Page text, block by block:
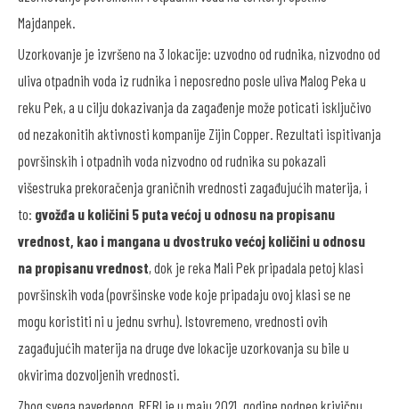
Majdanpek.
Uzorkovanje je izvršeno na 3 lokacije: uzvodno od rudnika, nizvodno od
uliva otpadnih voda iz rudnika i neposredno posle uliva Malog Peka u
reku Pek, a u cilju dokazivanja da zagađenje može poticati isključivo
od nezakonitih aktivnosti kompanije Zijin Copper. Rezultati ispitivanja
površinskih i otpadnih voda nizvodno od rudnika su pokazali
višestruka prekoračenja graničnih vrednosti zagađujućih materija, i
to: gvožđa u količini 5 puta većoj u odnosu na propisanu
vrednost, kao i mangana u dvostruko većoj količini u odnosu
na propisanu vrednost, dok je reka Mali Pek pripadala petoj klasi
površinskih voda (površinske vode koje pripadaju ovoj klasi se ne
mogu koristiti ni u jednu svrhu). Istovremeno, vrednosti ovih
zagađujućih materija na druge dve lokacije uzorkovanja su bile u
okvirima dozvoljenih vrednosti.